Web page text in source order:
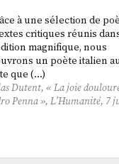
à une sélection de
critiques réunis
magnifique, nous
un poète italien
que (…)
Dutent, « La joie
Penna »,L’Humanité, 7